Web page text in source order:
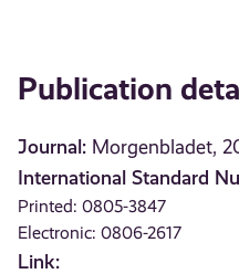
Publication
Journal: Morgenbladet,
International Standard
Printed: 0805-3847
Electronic: 0806-2617
Link: